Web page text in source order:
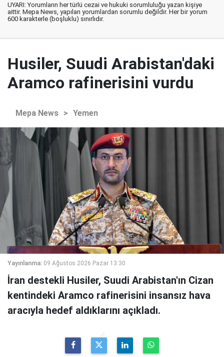
UYARI: Yorumların her türlü cezai ve hukuki sorumluluğu yazan kişiye
aittir. Mepa News, yapılan yorumlardan sorumlu değildir. Her bir yorum
600 karakterle (boşluklu) sınırlıdır.
Husiler, Suudi Arabistan'daki
Aramco rafinerisini vurdu
Mepa News > Yemen
Yayınlanma: 09 Ağustos 2026 Pazar 13:30
İran destekli Husiler, Suudi Arabistan'ın Cizan
kentindeki Aramco rafinerisini insansız hava
aracıyla hedef aldıklarını açıkladı.